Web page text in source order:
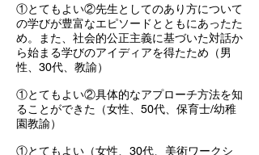
①とてもよい②先生としてのあり方について
の学びが豊富なエピソードとともにあったた
め。また、社会的公正主義に基づいた対話か
ら始まる学びのアイディアを得たため（男
性、30代、教諭）
①とてもよい②具体的なアプローチ方法を知
ることができた（女性、50代、保育士/幼稚
園教諭）
①とてもよい（女性、30代、美術ワークシ